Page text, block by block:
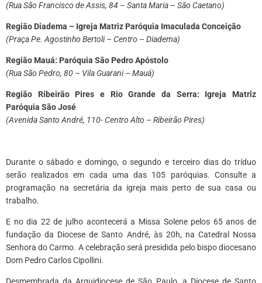
(Rua São Francisco de Assis, 84 – Santa Maria – São Caetano)
Região Diadema – Igreja Matriz Paróquia Imaculada Conceição
(Praça Pe. Agostinho Bertoli – Centro – Diadema)
Região Mauá: Paróquia São Pedro Apóstolo
(Rua São Pedro, 80 – Vila Guarani – Mauá)
Região Ribeirão Pires e Rio Grande da Serra: Igreja Matriz
Paróquia São José
(Avenida Santo André, 110- Centro Alto – Ribeirão Pires)
Durante o sábado e domingo, o segundo e terceiro dias do tríduo
serão realizados em cada uma das 105 paróquias. Consulte a
programação na secretária da igreja mais perto de sua casa ou
trabalho.
E no dia 22 de julho acontecerá a Missa Solene pelos 65 anos de
fundação da Diocese de Santo André, às 20h, na Catedral Nossa
Senhora do Carmo. A celebração será presidida pelo bispo diocesano
Dom Pedro Carlos Cipollini.